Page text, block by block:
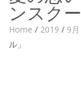
ンスクー
Home / 2019 / 9月
ル」